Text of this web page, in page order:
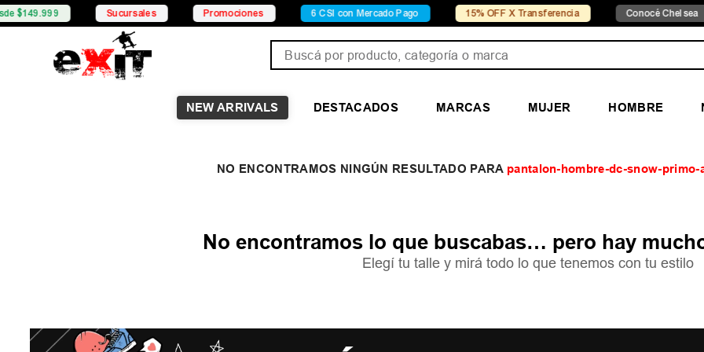
Sucursales Promociones 6 CSI con Mercado Pago 15% OFF X Transferencia Conocé Chelsea
NEW ARRIVALS DESTACADOS MARCAS MUJER HOMBRE
pantalon-hombre-dc-snow-primo-
No encontramos lo que buscabas… pero hay
Elegí tu talle y mirá todo lo que tenemos con tu estilo